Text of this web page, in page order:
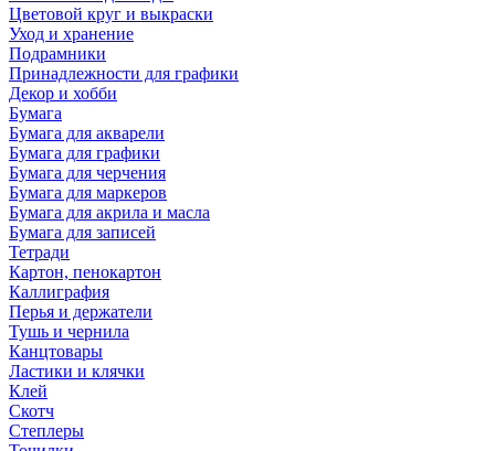
Цветовой круг и выкраски
Уход и хранение
Подрамники
Принадлежности для графики
Декор и хобби
Бумага
Бумага для акварели
Бумага для графики
Бумага для черчения
Бумага для маркеров
Бумага для акрила и масла
Бумага для записей
Тетради
Картон, пенокартон
Каллиграфия
Перья и держатели
Тушь и чернила
Канцтовары
Ластики и клячки
Клей
Скотч
Степлеры